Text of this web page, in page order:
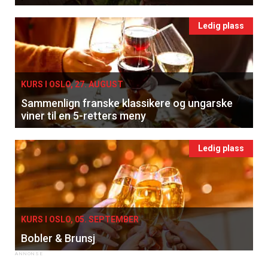
Ledig plass
KURS I OSLO, 27. AUGUST
Sammenlign franske klassikere og ungarske
viner til en 5-retters meny
Ledig plass
KURS I OSLO, 05. SEPTEMBER
Bobler & Brunsj